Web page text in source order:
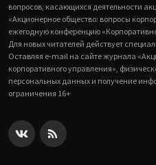
вопросов, касающихся деятельности
«Акционерное общество: вопросы
ежегодную конференцию
Для новых читателей действует
Оставляя e-mail на сайте журнала
корпоративного управления»,
персональных данных и получение
ограничения 16+